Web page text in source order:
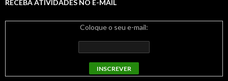
RECEBA ATIVIDADES NO E-MAIL
Coloque o seu e-mail: